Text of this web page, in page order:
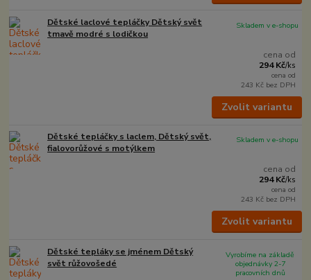
Dětské laclové tepláčky Dětský svět
tmavě modré s lodičkou
cena od
294 Kč/ks
cena od
243 Kč bez DPH
Skladem v e-shopu
Zvolit variantu
Dětské tepláčky s laclem, Dětský svět,
fialovorůžové s motýlkem
cena od
294 Kč/ks
cena od
243 Kč bez DPH
Skladem v e-shopu
Zvolit variantu
Dětské tepláky se jménem Dětský
svět růžovošedé
Vyrobíme na základě
objednávky 2-7
pracovních dnů